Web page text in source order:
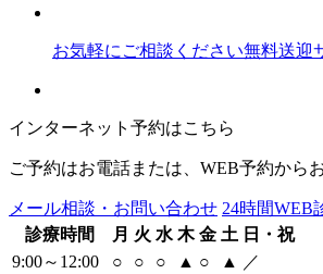
お気軽にご相談ください無料送迎
インターネット予約はこちら
ご予約はお電話または、WEB予約から
メール相談・お問い合わせ 24時間WEB
診療時間
月 火 水 木 金 土 日・祝
9:00～12:00
○ ○ ○ ▲ ○ ▲
／